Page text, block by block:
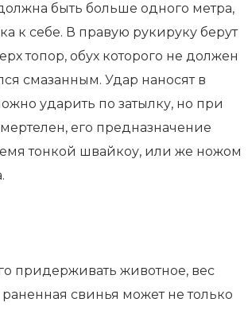
быть больше одного метра,
к себе. В правую рукируку берут
топор, обух которого не должен
смазанным. Удар наносят в
ударить по затылку, но при
его предназначение
тонкой швайкоу, или же ножом
придерживать животное, вес
свинья может не только